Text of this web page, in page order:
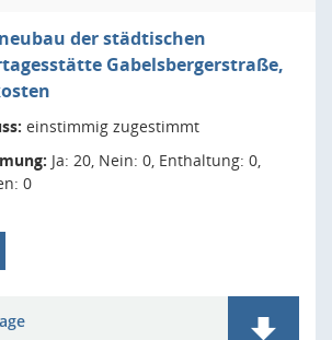
der städtischen
Gabelsbergerstraße,
einstimmig zugestimmt
Ja: 20, Nein: 0, Enthaltung: 0,
0